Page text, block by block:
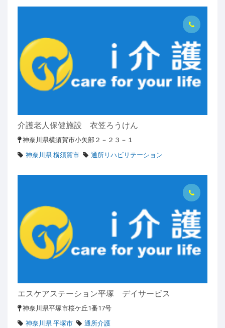
介護老人保健施設 衣笠ろうけん
神奈川県横須賀市小矢部２－２３－１
神奈川県 横須賀市
通所リハビリテーション
エスケアステーション平塚 デイサービス
神奈川県平塚市桜ケ丘1番17号
神奈川県 平塚市
通所介護